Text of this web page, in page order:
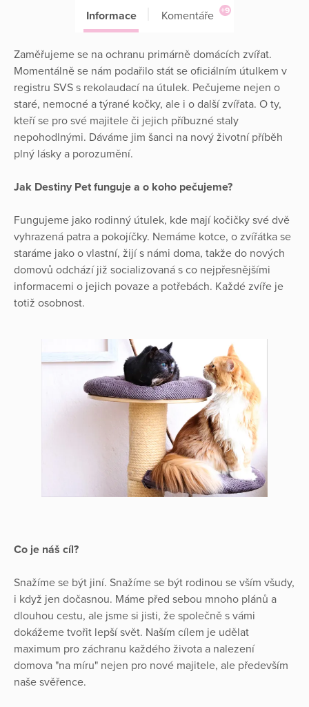
Informace Komentáře +9
Zaměřujeme se na ochranu primárně domácích zvířat.
Momentálně se nám podařilo stát se oficiálním útulkem v
registru SVS s rekolaudací na útulek. Pečujeme nejen o
staré, nemocné a týrané kočky, ale i o další zvířata. O ty,
kteří se pro své majitele či jejich příbuzné staly
nepohodlnými. Dáváme jim šanci na nový životní příběh
plný lásky a porozumění.
Jak Destiny Pet funguje a o koho pečujeme?
Fungujeme jako rodinný útulek, kde mají kočičky své dvě
vyhrazená patra a pokojíčky. Nemáme kotce, o zvířátka se
staráme jako o vlastní, žijí s námi doma, takže do nových
domovů odchází již socializovaná s co nejpřesnějšími
informacemi o jejich povaze a potřebách. Každé zvíře je
totiž osobnost.
Co je náš cíl?
Snažíme se být jiní. Snažíme se být rodinou se vším všudy,
i když jen dočasnou. Máme před sebou mnoho plánů a
dlouhou cestu, ale jsme si jisti, že společně s vámi
dokážeme tvořit lepší svět. Naším cílem je udělat
maximum pro záchranu každého života a nalezení
domova "na míru" nejen pro nové majitele, ale především
naše svěřence.